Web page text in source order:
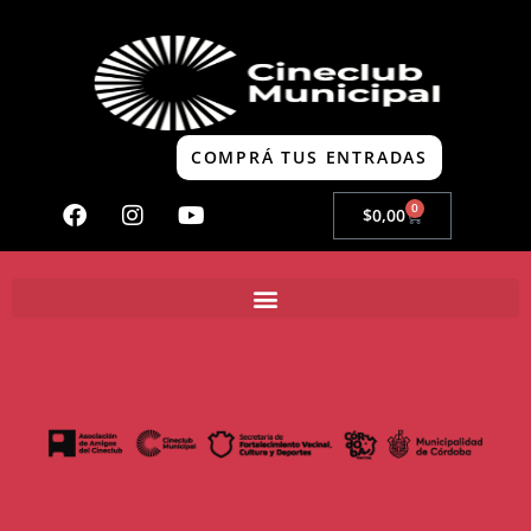
COMPRÁ TUS ENTRADAS
$0,00 0